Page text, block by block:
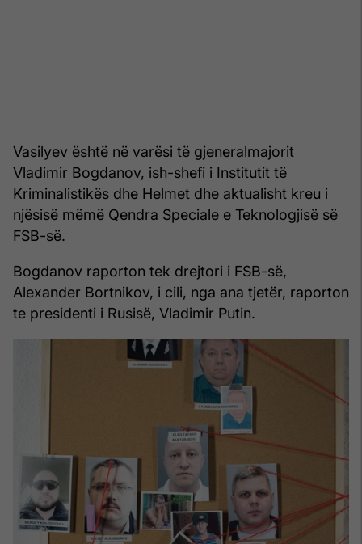
Vasilyev është në varësi të gjeneralmajorit
Vladimir Bogdanov, ish-shefi i Institutit të
Kriminalistikës dhe Helmet dhe aktualisht kreu i
njësisë mëmë Qendra Speciale e Teknologjisë së
FSB-së.
Bogdanov raporton tek drejtori i FSB-së,
Alexander Bortnikov, i cili, nga ana tjetër, raporton
te presidenti i Rusisë, Vladimir Putin.